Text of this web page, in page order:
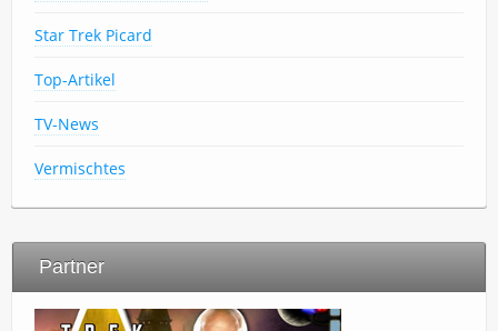
Star Trek Picard
Top-Artikel
TV-News
Vermischtes
Partner